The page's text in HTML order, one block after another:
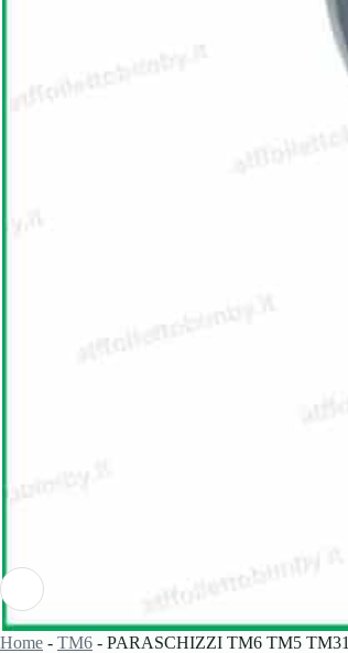
Home - TM6 - PARASCHIZZI TM6 TM5 TM31